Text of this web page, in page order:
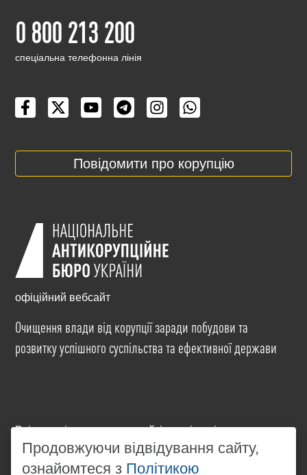
0 800 213 200
cпеціальна телефонна лінія
Повідомити про корупцію
офіційний вебсайт
Очищення влади від корупції заради побудови та
розвитку успішного суспільства та ефективної держави
Всі матеріали на цьому сайті розміщені на умовах
ліцензіїCreative Commons Attribution-NonCommercial-
NoDerivatives 4.0 International. Використання будь-
Продовжуючи відвідування сайту,
ознайомтеся з Політикою